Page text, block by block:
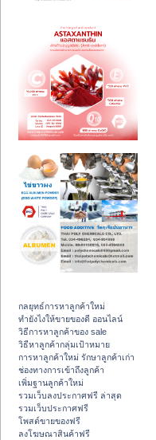
กลยุทธ์การหาลูกค้าใหม่
ทํายังไงให้ขายของดี ออนไลน์
วิธีการหาลูกค้าของ sale
วิธีหาลูกค้ากลุ่มเป้าหมาย
การหาลูกค้าใหม่ รักษาลูกค้าเก่า
ช่องทางการเข้าถึงลูกค้า
เพิ่มฐานลูกค้าใหม่
รวมเว็บลงประกาศฟรี ล่าสุด
รวมเว็บประกาศฟรี
โพสต์ขายของฟรี
ลงโฆษณาสินค้าฟรี